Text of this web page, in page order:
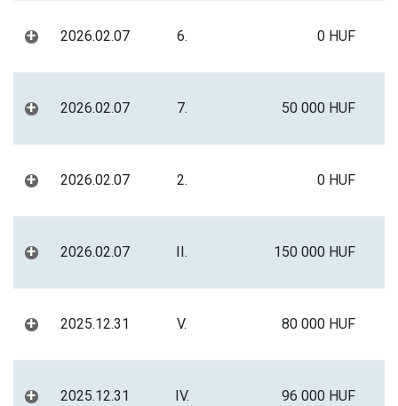
+ 2026.02.07 6. 0 HUF
+ 2026.02.07 7. 50 000 HUF
+ 2026.02.07 2. 0 HUF
+ 2026.02.07 II. 150 000 HUF
+ 2025.12.31 V. 80 000 HUF
+ 2025.12.31 IV. 96 000 HUF